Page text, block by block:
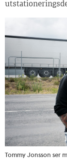
Tommy Jonsson ser